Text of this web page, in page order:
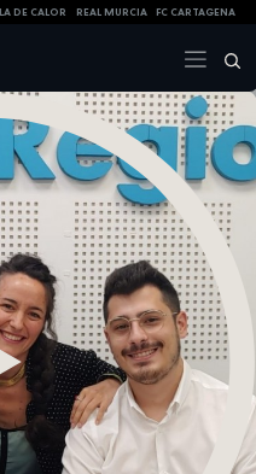
DE CALOR REAL MURCIA FC CARTAGENA